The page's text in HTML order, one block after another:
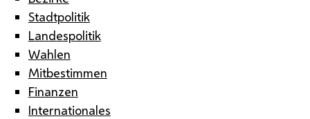
Stadtpolitik
Landespolitik
Wahlen
Mitbestimmen
Finanzen
Internationales